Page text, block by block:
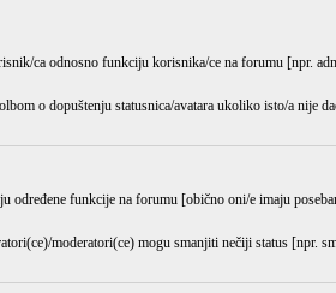
ca odnosno funkciju korisnika/ce na forumu [npr.
o dopuštenju statusnica/avatara ukoliko isto/a nije
funkcije na forumu [obično oni/e imaju
moderatori(ce) mogu smanjiti nečiji status [npr.